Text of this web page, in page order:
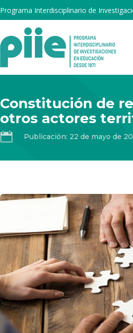
Programa Interdisciplinario de
Constitución de
otros actores
 Publicación: 22 de mayo de